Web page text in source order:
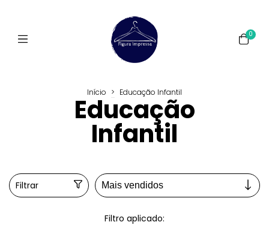
0
Início > Educação Infantil
Educação
Infantil
Filtrar
Filtro aplicado: